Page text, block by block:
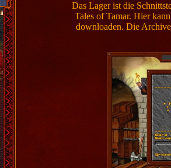
Das Lager ist die
Tales of Tamar. Hier
downloaden. Die